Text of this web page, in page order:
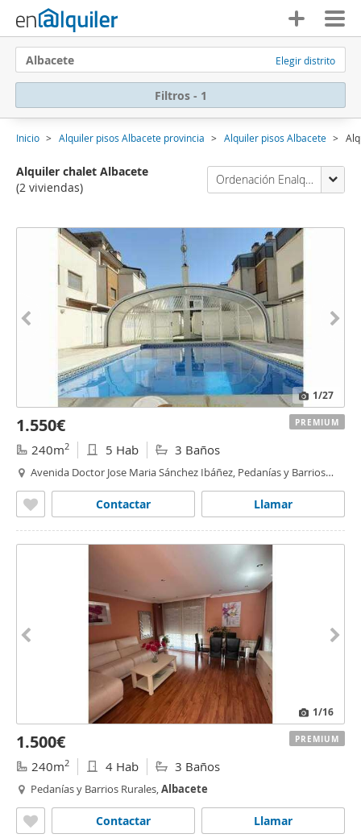
Albacete Elegir distrito
Filtros - 1
Inicio Alquiler pisos Albacete provincia Alquiler pisos Albacete
Alquiler chalet Albacete
(2 viviendas)
Ordenación Enalquiler
1/27
1.550€
240m2 5 Hab 3 Baños
Avenida Doctor Jose Maria Sánchez Ibáñez, Pedanías y Barrios
Llamar
Contactar
PREMIUM
1/16
1.500€
240m2 4 Hab 3 Baños
Pedanías y Barrios Rurales,Albacete
Llamar
Contactar
PREMIUM